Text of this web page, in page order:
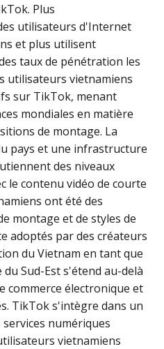
Plus
utilisateurs d'Internet
et plus utilisent
taux de pénétration les
utilisateurs vietnamiens
sur TikTok, menant
mondiales en matière
de montage. La
pays et une infrastructure
des niveaux
le contenu vidéo de courte
ont été des
montage et de styles de
adoptés par des créateurs
du Vietnam en tant que
Sud-Est s'étend au-delà
commerce électronique et
TikTok s'intègre dans un
numériques
vietnamiens